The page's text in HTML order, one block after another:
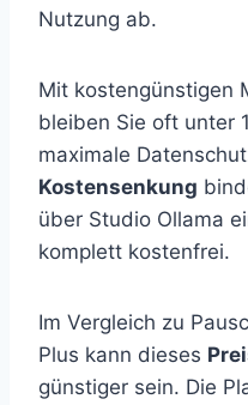
Nutzung ab.
Mit kostengünstigen
bleiben Sie oft unter
maximale
Kostensenkung
über Studio Ollama
komplett kostenfrei.
Im Vergleich zu
Plus kann dieses
günstiger sein. Die